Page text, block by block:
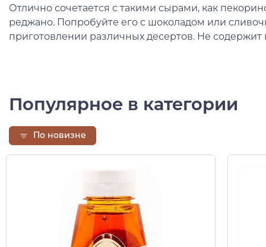
Отлично сочетается с такими сырами, как
реджано. Попробуйте его с шоколадом или
приготовлении различных десертов. Не содержит
Популярное в категории
По новизне